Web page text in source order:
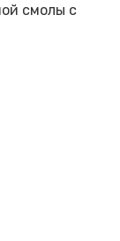
смолы с